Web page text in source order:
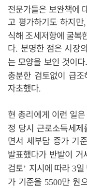
전문가들은 보완책에
고 평가하기도 하지만,
식해 조세저항에 굴복
다. 분명한 점은 시장
는 모양을 보인 것이다.
충분한 검토없이 급
자초했다.
현 총리에게 이런 일
정 당시 근로소득세
면서 세부담 증가 기
발표했다가 반발이
검토’ 지시에 따라 3일
가 기준을 5500만 원